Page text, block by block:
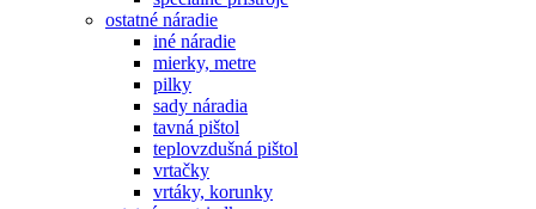
ostatné náradie
iné náradie
mierky, metre
pilky
sady náradia
tavná pištol
teplovzdušná pištol
vrtačky
vrtáky, korunky